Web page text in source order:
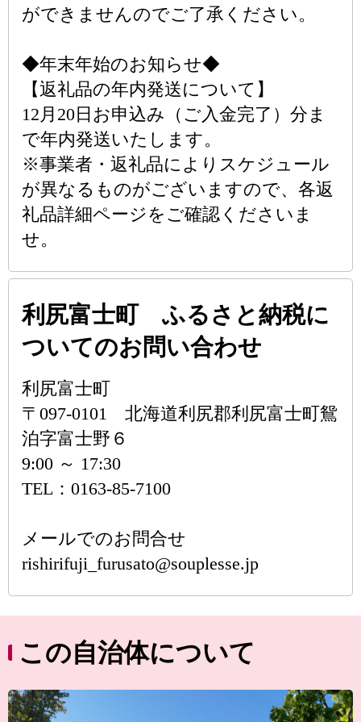
ができませんのでご了承ください。
◆年末年始のお知らせ◆
【返礼品の年内発送について】
12月20日お申込み（ご入金完了）分ま
で年内発送いたします。
※事業者・返礼品によりスケジュール
が異なるものがございますので、各返
礼品詳細ページをご確認くださいま
せ。
利尻富士町 ふるさと納税に
ついてのお問い合わせ
利尻富士町
〒097-0101 北海道利尻郡利尻富士町鴛
泊字富士野６
9:00 ～ 17:30
TEL：0163-85-7100
メールでのお問合せ
rishirifuji_furusato@souplesse.jp
この自治体について